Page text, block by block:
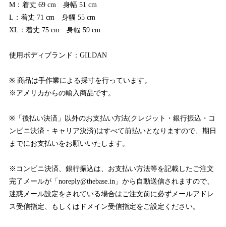
M：着丈 69 cm 身幅 51 cm
L：着丈 71 cm 身幅 55 cm
XL：着丈 75 cm 身幅 59 cm
使用ボディブランド：GILDAN
※ 商品は手作業による採寸を行っています。
※アメリカからの輸入商品です。
※「後払い決済」以外のお支払い方法(クレジット・銀行振込・コ
ンビニ決済・キャリア決済)はすべて前払いとなりますので、期日
までにお支払いをお願いいたします。
※コンビニ決済、銀行振込は、お支払い方法等を記載したご注文
完了メールが「noreply@thebase.in 」から自動送信されますので、
迷惑メール設定をされている場合はご注文前に必ずメールアドレ
ス受信指定、もしくはドメイン受信指定をご設定ください。